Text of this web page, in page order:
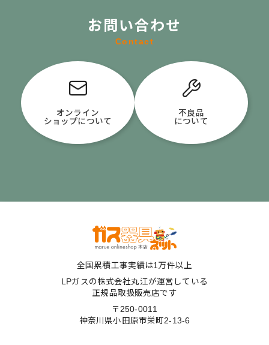
お問い合わせ
Contact
オンライン
ショップについて
不良品
について
全国累積工事実績は1万件以上
LPガスの株式会社丸江が運営している
正規品取扱販売店です
〒250-0011
神奈川県小田原市栄町2-13-6